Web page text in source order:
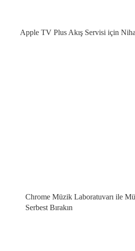
Apple TV Plus Akış Servisi için
Chrome Müzik Laboratuvarı ile
Serbest Bırakın